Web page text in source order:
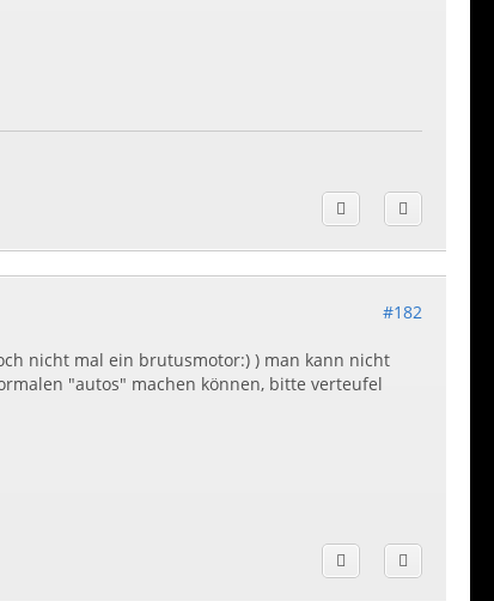
#182
nicht mal ein brutusmotor:) ) man kann nicht
"autos" machen können, bitte verteufel